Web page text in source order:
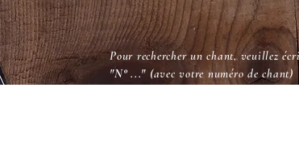
Pour rechercher un chant, veuillez
"N° ..." (avec votre numéro de chant)